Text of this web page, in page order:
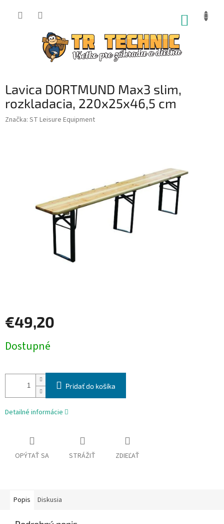
Lavica DORTMUND Max3 slim,
rozkladacia, 220x25x46,5 cm
Značka: ST Leisure Equipment
€49,20
cena:
Dostupné
Pridať do košíka
Detailné informácie
OPÝTAŤ SA STRÁŽIŤ ZDIEĽAŤ
Popis Diskusia